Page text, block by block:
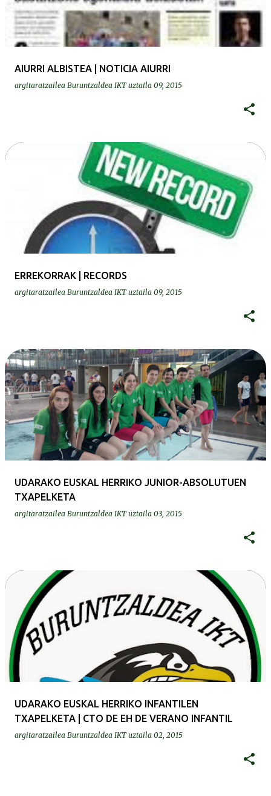
AIURRI ALBISTEA | NOTICIA AIURRI
argitaratzailea Buruntzaldea IKT uztaila 09, 2015
ERREKORRAK | RECORDS
argitaratzailea Buruntzaldea IKT uztaila 09, 2015
UDARAKO EUSKAL HERRIKO JUNIOR-ABSOLUTUEN
TXAPELKETA
argitaratzailea Buruntzaldea IKT uztaila 03, 2015
UDARAKO EUSKAL HERRIKO INFANTILEN
TXAPELKETA | CTO DE EH DE VERANO INFANTIL
argitaratzailea Buruntzaldea IKT uztaila 02, 2015